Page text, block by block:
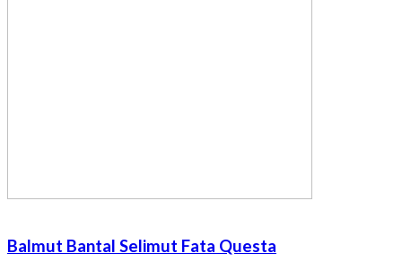
Balmut Bantal Selimut Fata Questa